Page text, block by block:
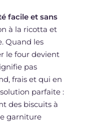
facile et sans
à la ricotta et
Quand les
le four devient
pas
frais et qui en
parfaite :
des biscuits à
garniture